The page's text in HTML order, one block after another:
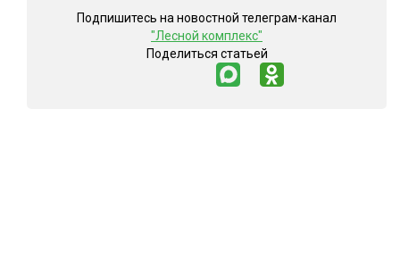
Подпишитесь на новостной телеграм-канал
"Лесной комплекс"
Поделиться статьей